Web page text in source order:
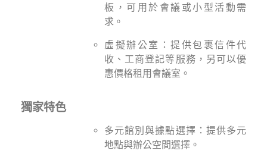
板，可用於會議或小型活動需
求。
虛擬辦公室：提供包裹信件代
收、工商登記等服務，另可以優
惠價格租用會議室。
獨家特色
多元館別與據點選擇：提供多元
地點與辦公空間選擇。